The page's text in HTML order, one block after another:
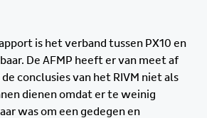
is het verband tussen PX10 en
De AFMP heeft er van meet af
conclusies van het RIVM niet als
dienen omdat er te weinig
was om een gedegen en